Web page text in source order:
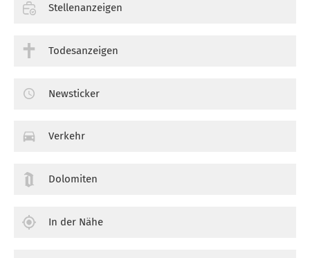
Stellenanzeigen
Todesanzeigen
Newsticker
Verkehr
Dolomiten
In der Nähe